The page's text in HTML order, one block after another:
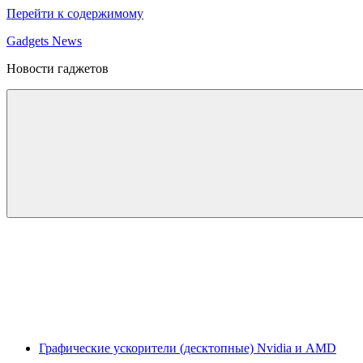
Перейти к содержимому
Gadgets News
Новости гаджетов
Графические ускорители (десктопные) Nvidia и AMD